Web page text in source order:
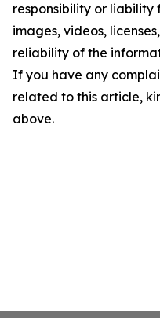
responsibility or
images, videos,
reliability of the
If you have any
related to this article,
above.